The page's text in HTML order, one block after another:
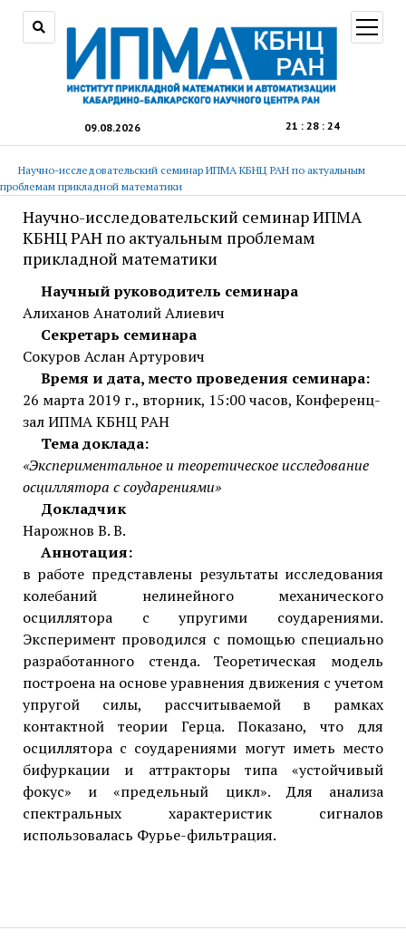
09.08.2026 21 : 28 : 25
меню
Научно-исследовательский семинар ИПМА КБНЦ РАН по актуальным
проблемам прикладной математики
Научно-исследовательский семинар ИПМА
КБНЦ РАН по актуальным проблемам
прикладной математики
Научный руководитель семинара
Алиханов Анатолий Алиевич
Секретарь семинара
Сокуров Аслан Артурович
Время и дата, место проведения семинара:
26 марта 2019 г., вторник, 15:00 часов, Конференц-
зал ИПМА КБНЦ РАН
Тема доклада:
«Экспериментальное и теоретическое исследование
осциллятора с соударениями»
Докладчик
Нарожнов В. В.
Аннотация:
в работе представлены результаты исследования
колебаний нелинейного механического
осциллятора с упругими соударениями.
Эксперимент проводился с помощью специально
разработанного стенда. Теоретическая модель
построена на основе уравнения движения с учетом
упругой силы, рассчитываемой в рамках
контактной теории Герца. Показано, что для
осциллятора с соударениями могут иметь место
бифуркации и аттракторы типа «устойчивый
фокус» и «предельный цикл». Для анализа
спектральных характеристик сигналов
использовалась Фурье-фильтрация.